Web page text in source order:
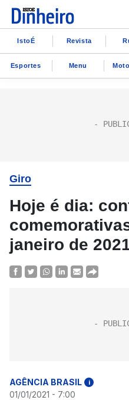
IstoÉ Revista
Esportes Menu
Giro
Hoje é dia:
janeiro de
AGÊNCIA BRASIL i
01/01/2021 - 7:00